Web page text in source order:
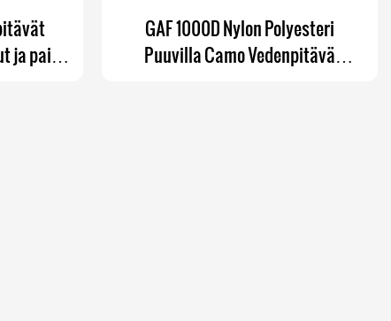
ja paita
GAF 1000D Nylon Polyesteri
Puuvilla Camo Vedenpitävä